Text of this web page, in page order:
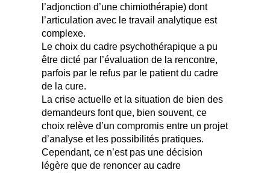
l’adjonction d’une chimiothérapie) dont
l’articulation avec le travail analytique est
complexe.
Le choix du cadre psychothérapique a pu
être dicté par l’évaluation de la rencontre,
parfois par le refus par le patient du cadre
de la cure.
La crise actuelle et la situation de bien des
demandeurs font que, bien souvent, ce
choix relève d’un compromis entre un projet
d’analyse et les possibilités pratiques.
Cependant, ce n’est pas une décision
légère que de renoncer au cadre